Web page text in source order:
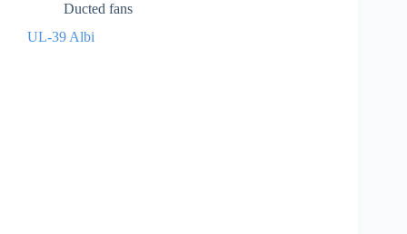
Ducted fans
UL-39 Albi